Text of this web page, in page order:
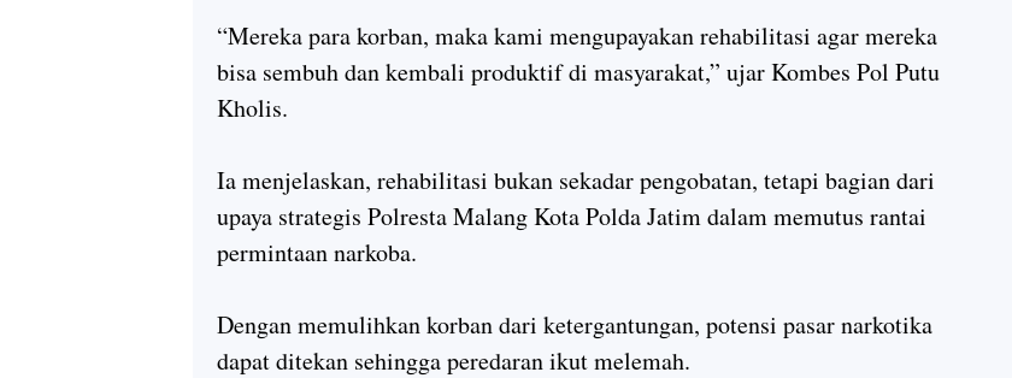
“Mereka para korban, maka kami mengupayakan rehabilitasi agar mereka
bisa sembuh dan kembali produktif di masyarakat,” ujar Kombes Pol Putu
Kholis.
Ia menjelaskan, rehabilitasi bukan sekadar pengobatan, tetapi bagian dari
upaya strategis Polresta Malang Kota Polda Jatim dalam memutus rantai
permintaan narkoba.
Dengan memulihkan korban dari ketergantungan, potensi pasar narkotika
dapat ditekan sehingga peredaran ikut melemah.